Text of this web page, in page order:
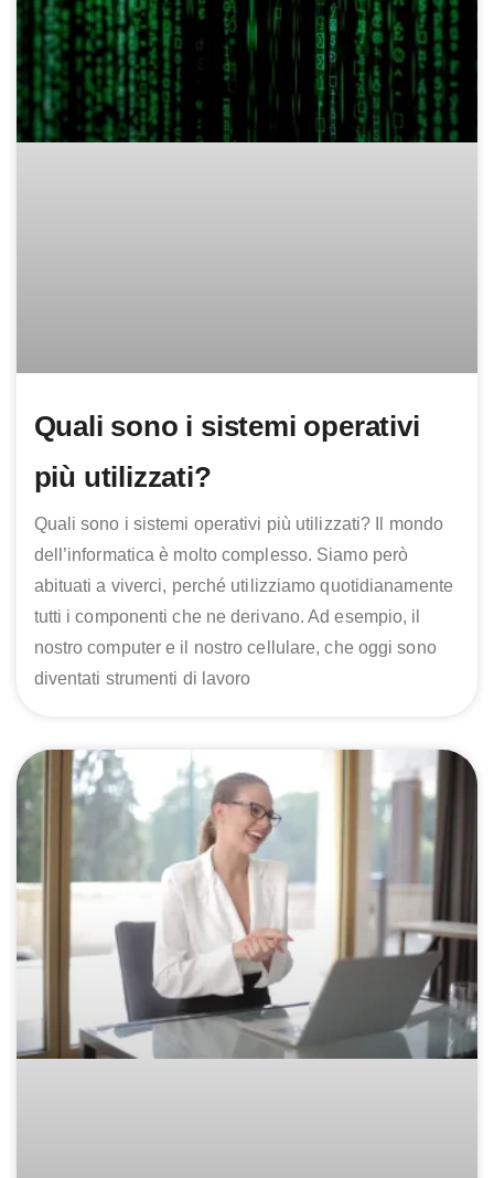
Quali sono i sistemi operativi
più utilizzati?
Quali sono i sistemi operativi più utilizzati? Il mondo
dell’informatica è molto complesso. Siamo però
abituati a viverci, perché utilizziamo quotidianamente
tutti i componenti che ne derivano. Ad esempio, il
nostro computer e il nostro cellulare, che oggi sono
diventati strumenti di lavoro